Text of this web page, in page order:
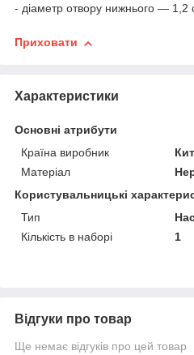
- діаметр отвору нижнього — 1,2
Приховати
Характеристики
Основні атрибути
Країна виробник
Матеріал
Користувальницькі
Тип
Кількість в наборі
1
Відгуки про товар
Ще немає відгуків про цей товар